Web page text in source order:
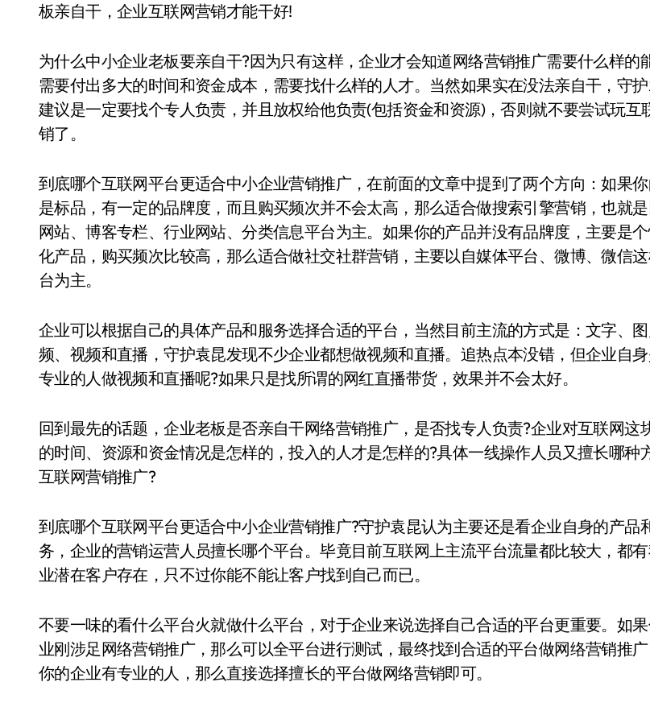
板亲自干，企业互联网营销才能干好!
为什么中小企业老板要亲自干?因为只有这样，企业才会知道网络营销推广需要什么样的
需要付出多大的时间和资金成本，需要找什么样的人才。当然如果实在没法亲自干，守
建议是一定要找个专人负责，并且放权给他负责(包括资金和资源)，否则就不要尝试玩互
销了。
到底哪个互联网平台更适合中小企业营销推广，在前面的文章中提到了两个方向：如果
是标品，有一定的品牌度，而且购买频次并不会太高，那么适合做搜索引擎营销，也就
网站、博客专栏、行业网站、分类信息平台为主。如果你的产品并没有品牌度，主要是
化产品，购买频次比较高，那么适合做社交社群营销，主要以自媒体平台、微博、微信
台为主。
企业可以根据自己的具体产品和服务选择合适的平台，当然目前主流的方式是：文字、
频、视频和直播，守护袁昆发现不少企业都想做视频和直播。追热点本没错，但企业自
专业的人做视频和直播呢?如果只是找所谓的网红直播带货，效果并不会太好。
回到最先的话题，企业老板是否亲自干网络营销推广，是否找专人负责?企业对互联网这
的时间、资源和资金情况是怎样的，投入的人才是怎样的?具体一线操作人员又擅长哪种
互联网营销推广?
到底哪个互联网平台更适合中小企业营销推广?守护袁昆认为主要还是看企业自身的产品
务，企业的营销运营人员擅长哪个平台。毕竟目前互联网上主流平台流量都比较大，都
业潜在客户存在，只不过你能不能让客户找到自己而已。
不要一味的看什么平台火就做什么平台，对于企业来说选择自己合适的平台更重要。如
业刚涉足网络营销推广，那么可以全平台进行测试，最终找到合适的平台做网络营销推
你的企业有专业的人，那么直接选择擅长的平台做网络营销即可。